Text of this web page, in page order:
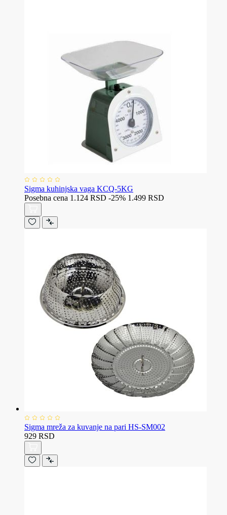
Sigma kuhinjska vaga KCQ-5KG
Posebna cena 1.124 RSD -25% 1.499 RSD
Sigma mreža za kuvanje na pari HS-SM002
929 RSD